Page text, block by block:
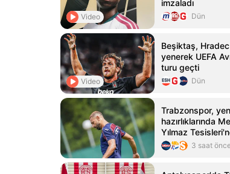
Video
imzaladı
Dün
Video
Beşiktaş,
yenerek UEFA
turu geçti
Dün
Trabzonspor,
hazırlıklarında
Yılmaz
yaptı
3 saat